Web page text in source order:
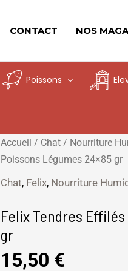
CONTACT NOS
Poissons
Accueil / Chat / Nourriture
Poissons Légumes 24×85 gr
Chat, Felix, Nourriture
Felix Tendres
gr
15,50 €
quantité
de
Felix
Effilés
Viandes
Poissons